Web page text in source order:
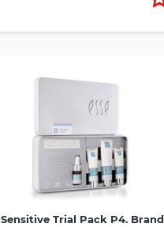
Sensitive Trial Pack P4. Brand